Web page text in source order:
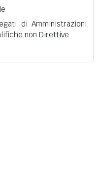
di Amministrazioni,
non Direttive